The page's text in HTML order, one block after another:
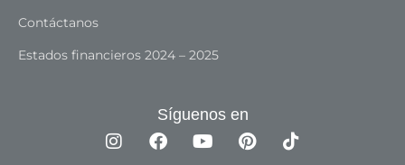
Contáctanos
Estados financieros 2024 – 2025
Síguenos en